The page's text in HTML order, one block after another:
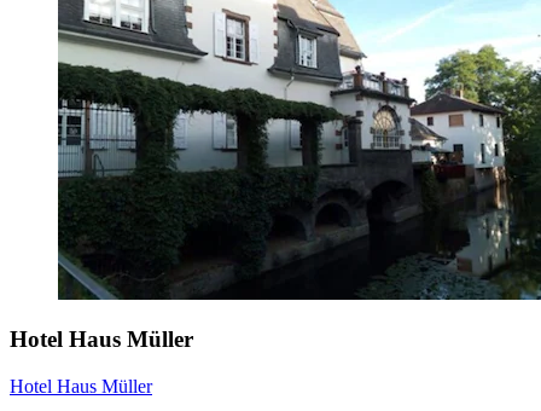
Hotel Haus Müller
Hotel Haus Müller